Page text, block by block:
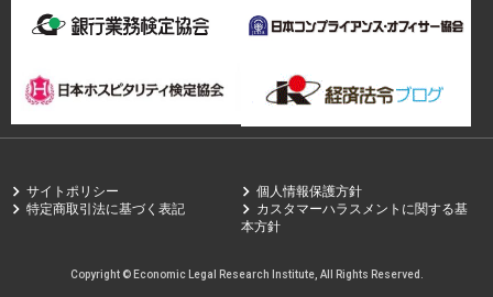
サイトポリシー
個人情報保護方針
特定商取引法に基づく表記
カスタマーハラスメントに関する基
本方針
Copyright © Economic Legal Research Institute, All Rights Reserved.